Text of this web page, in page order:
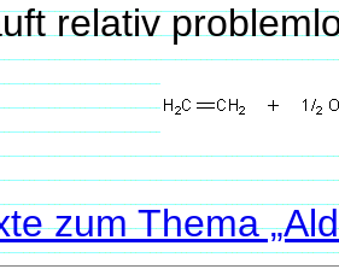
relativ
zum Thema